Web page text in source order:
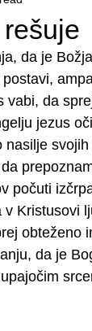
da je
vabi, da
jezus
počuti
Kristusovi
obteženo
da je